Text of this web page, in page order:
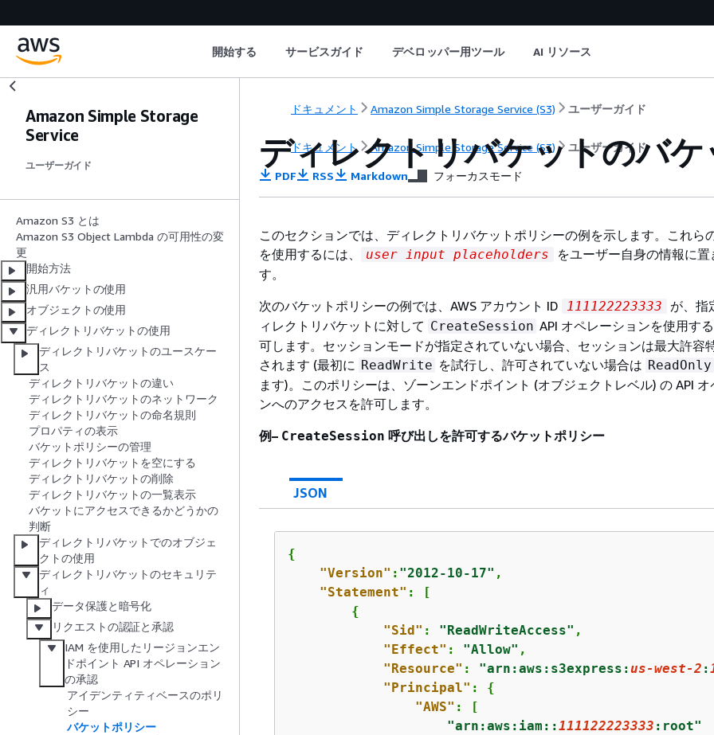
開始する サービスガイド デベロッパー用ツール AI リソース
Amazon Simple Storage
Service
ユーザーガイド
Amazon S3 とは
Amazon S3 Object Lambda の可用性の変
更
開始方法
汎用バケットの使用
オブジェクトの使用
ディレクトリバケットの使用
ディレクトリバケットのユースケー
ス
ディレクトリバケットの違い
ディレクトリバケットのネットワーク
ディレクトリバケットの命名規則
プロパティの表示
バケットポリシーの管理
ディレクトリバケットを空にする
ディレクトリバケットの削除
ディレクトリバケットの一覧表示
バケットにアクセスできるかどうかの
判断
ディレクトリバケットでのオブジェ
クトの使用
ディレクトリバケットのセキュリテ
ィ
データ保護と暗号化
リクエストの認証と承認
IAM を使用したリージョンエン
ドポイント API オペレーション
の承認
アイデンティティベースのポリ
シー
バケットポリシー
ドキュメント Amazon Simple Storage Service (S3) ユーザーガイド
ドキュメント Amazon Simple Storage Service (S3) ユーザーガイド
ディレクトリバケットのバ
PDF RSS Markdown フォーカスモード
このセクションでは、ディレクトリバケットポリシーの例を示します。これら
を使用するには、
user input placeholders
をユーザー自身の情報に
す。
次のバケットポリシーの例では、AWS アカウント ID
111122223333
が、指
ィレクトリバケットに対して CreateSession API オペレーションを使用す
可します。セッションモードが指定されていない場合、セッションは最大許容
されます (最初に ReadWrite を試行し、許可されていない場合は ReadOnly
ます)。このポリシーは、ゾーンエンドポイント (オブジェクトレベル) の API
ンへのアクセスを許可します。
例– CreateSession 呼び出しを許可するバケットポリシー
JSON
{
"Version" : "2012-10-17" ,
"Statement" : [
{
"Sid" : "ReadWriteAccess" ,
"Effect" : "Allow" ,
"Resource" : "arn:aws:s3express:us-west-2 :
"Principal" : {
"AWS" : [
"arn:aws:iam::111122223333 :root"